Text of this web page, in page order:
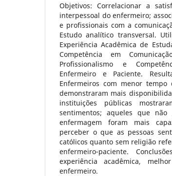
Objetivos: Correlacionar a
interpessoal do enfermeiro;
e profissionais com a
Estudo analítico transversal.
Experiência Acadêmica de
Competência em
Profissionalismo e
Enfermeiro e Paciente.
Enfermeiros com menor
demonstraram mais
instituições públicas
sentimentos; aqueles que
enfermagem foram mais
perceber o que as pessoas
católicos quanto sem religião
enfermeiro-paciente.
experiência acadêmica,
enfermeiro.